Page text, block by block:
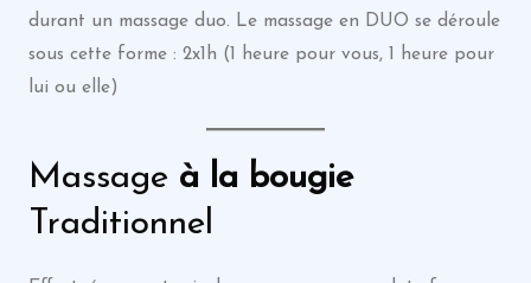
durant un massage duo. Le massage en DUO se déroule
sous cette forme : 2x1h (1 heure pour vous, 1 heure pour
lui ou elle)
Massage à la bougie
Traditionnel